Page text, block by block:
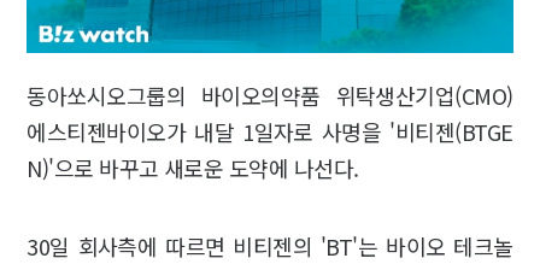
동아쏘시오그룹의 바이오의약품 위탁생산기업(CMO)
에스티젠바이오가 내달 1일자로 사명을 '비티젠(BTGE
N)'으로 바꾸고 새로운 도약에 나선다.
30일 회사측에 따르면 비티젠의 'BT'는 바이오 테크놀